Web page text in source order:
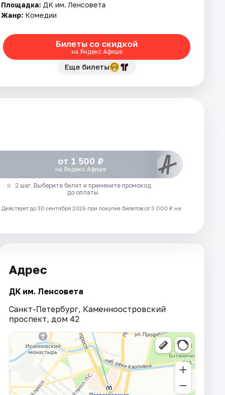
Площадка: ДК им. Ленсовета
Жанр: Комедии
Билеты со скидкой
на Яндекс Афише
Еще билеты
от 1 500 ₽
на Яндекс Афише
2 шаг. Выберите билет и примените промокод
до оплаты
Действует до 30 сентября 2026 при покупке билетов от 3 000 ₽ на
Адрес
ДК им. Ленсовета
Санкт-Петербург, Каменноостровский
проспект, дом 42